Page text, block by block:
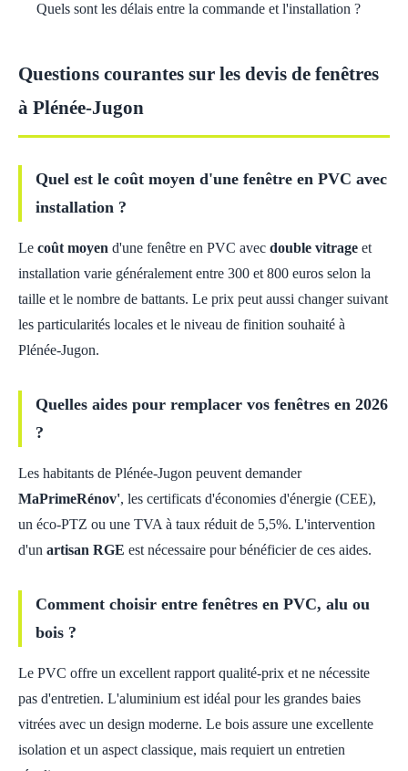
Quels sont les délais entre la commande et l'installation ?
Questions courantes sur les devis de fenêtres
à Plénée-Jugon
Quel est le coût moyen d'une fenêtre en PVC avec
installation ?
Le coût moyen d'une fenêtre en PVC avec double vitrage et
installation varie généralement entre 300 et 800 euros selon la
taille et le nombre de battants. Le prix peut aussi changer suivant
les particularités locales et le niveau de finition souhaité à
Plénée-Jugon.
Quelles aides pour remplacer vos fenêtres en 2026
?
Les habitants de Plénée-Jugon peuvent demander
MaPrimeRénov', les certificats d'économies d'énergie (CEE),
un éco-PTZ ou une TVA à taux réduit de 5,5%. L'intervention
d'un artisan RGE est nécessaire pour bénéficier de ces aides.
Comment choisir entre fenêtres en PVC, alu ou
bois ?
Le PVC offre un excellent rapport qualité-prix et ne nécessite
pas d'entretien. L'aluminium est idéal pour les grandes baies
vitrées avec un design moderne. Le bois assure une excellente
isolation et un aspect classique, mais requiert un entretien